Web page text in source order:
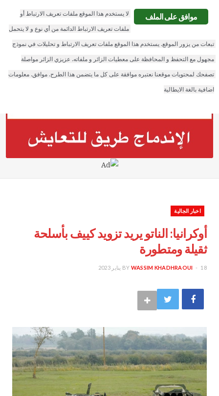
F
a
c
e
b
k
T
w
i
t
G
o
o
g
l
L
i
n
k
e
n
الجالية نيوز
اخبار الجالية
أوكرانيا: الناتو يريد تزويد كييف بأسلحة
ثقيلة ومتطورة
BY WASSIM KHADHRAOUI 18 يناير 2023
موافق على الملف
اضافية بالغة الايطالية